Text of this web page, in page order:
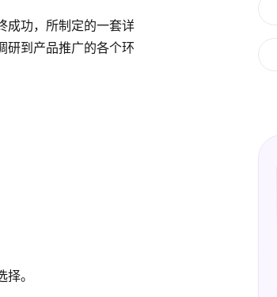
成功，所制定的一套详
研到产品推广的各个环
。